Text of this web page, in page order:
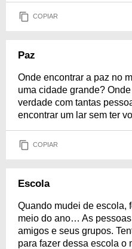
COPIAR
Paz
Onde encontrar a paz no
uma cidade grande?
verdade com tantas
encontrar um lar sem ter
COPIAR
Escola
Quando mudei de escola,
meio do ano… As
amigos e seus grupos.
para fazer dessa escola o